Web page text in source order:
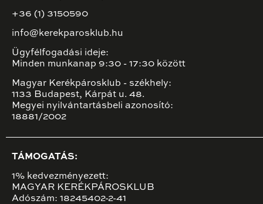
+36 (1) 3150590
info@kerekparosklub.hu
Ügyfélfogadási ideje:
Minden munkanap 9:30 - 17:30 között
Magyar Kerékpárosklub - székhely:
1133 Budapest, Kárpát u. 48.
Megyei nyilvántartásbeli azonosító:
18881/2002
TÁMOGATÁS:
1% kedvezményezett:
MAGYAR KERÉKPÁROSKLUB
Adószám: 18245402-2-41